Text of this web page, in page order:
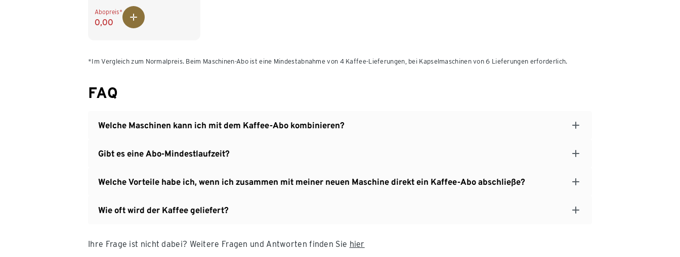
Abopreis*
0,00
*Im Vergleich zum Normalpreis. Beim Maschinen-Abo ist eine Mindestabnahme von 4 Kaffee-Lieferungen, bei Kapselmaschinen von 6 Lieferungen erforderlich.
FAQ
Welche Maschinen kann ich mit dem Kaffee-Abo kombinieren?
Gibt es eine Abo-Mindestlaufzeit?
Welche Vorteile habe ich, wenn ich zusammen mit meiner neuen Maschine direkt ein Kaffee-Abo abschließe?
Wie oft wird der Kaffee geliefert?
Ihre Frage ist nicht dabei? Weitere Fragen und Antworten finden Sie hier